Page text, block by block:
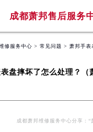
成都萧邦售后服务
修服务中心 > 常见问题 > 萧邦手表
盘摔坏了怎么处理？（
成都萧邦维修服务中心分享：“